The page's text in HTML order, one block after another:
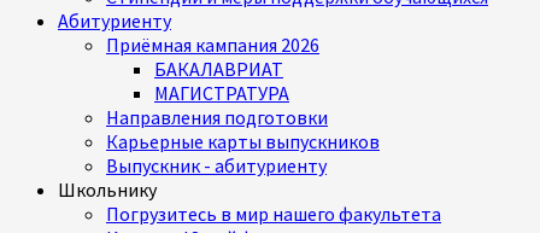
Абитуриенту
Приёмная кампания 2026
БАКАЛАВРИАТ
МАГИСТРАТУРА
Направления подготовки
Карьерные карты выпускников
Выпускник - абитуриенту
Школьнику
Погрузитесь в мир нашего факультета